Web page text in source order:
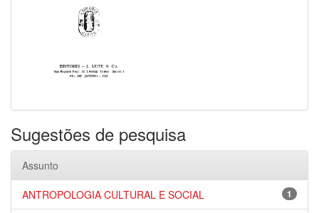
Sugestões de pesquisa
Assunto
1
ANTROPOLOGIA CULTURAL E SOCIAL